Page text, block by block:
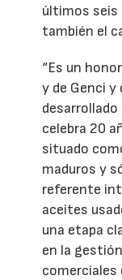
últimos seis
también el
“Es un
y de Genci
celebra 20
situado
maduros y
referente
aceites
una etapa
en la